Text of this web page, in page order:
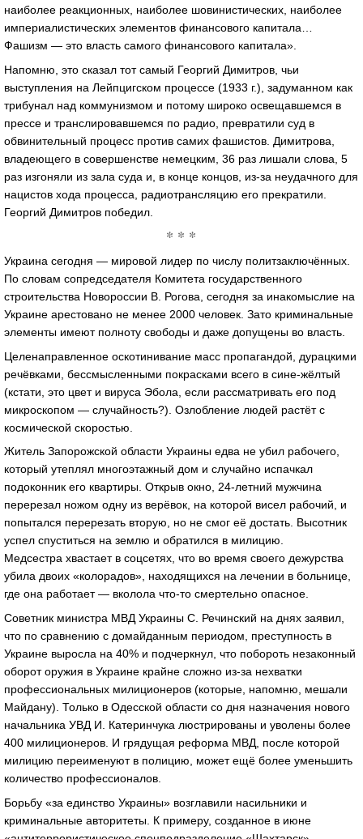
наиболее реакционных, наиболее шовинистических, наиболее
империалистических элементов финансового капитала…
Фашизм — это власть самого финансового капитала».
Напомню, это сказал тот самый Георгий Димитров, чьи
выступления на Лейпцигском процессе (1933 г.), задуманном как
трибунал над коммунизмом и потому широко освещавшемся в
прессе и транслировавшемся по радио, превратили суд в
обвинительный процесс против самих фашистов. Димитрова,
владеющего в совершенстве немецким, 36 раз лишали слова, 5
раз изгоняли из зала суда и, в конце концов, из-за неудачного для
нацистов хода процесса, радиотрансляцию его прекратили.
Георгий Димитров победил.
* * *
Украина сегодня — мировой лидер по числу политзаключённых.
По словам сопредседателя Комитета государственного
строительства Новороссии В. Рогова, сегодня за инакомыслие на
Украине арестовано не менее 2000 человек. Зато криминальные
элементы имеют полноту свободы и даже допущены во власть.
Целенаправленное оскотинивание масс пропагандой, дурацкими
речёвками, бессмысленными покрасками всего в сине-жёлтый
(кстати, это цвет и вируса Эбола, если рассматривать его под
микроскопом — случайность?). Озлобление людей растёт с
космической скоростью.
Житель Запорожской области Украины едва не убил рабочего,
который утеплял многоэтажный дом и случайно испачкал
подоконник его квартиры. Открыв окно, 24-летний мужчина
перерезал ножом одну из верёвок, на которой висел рабочий, и
попытался перерезать вторую, но не смог её достать. Высотник
успел спуститься на землю и обратился в милицию.
Медсестра хвастает в соцсетях, что во время своего дежурства
убила двоих «колорадов», находящихся на лечении в больнице,
где она работает — вколола что-то смертельно опасное.
Советник министра МВД Украины С. Речинский на днях заявил,
что по сравнению с домайданным периодом, преступность в
Украине выросла на 40% и подчеркнул, что побороть незаконный
оборот оружия в Украине крайне сложно из-за нехватки
профессиональных милиционеров (которые, напомню, мешали
Майдану). Только в Одесской области со дня назначения нового
начальника УВД И. Катеринчука люстрированы и уволены более
400 милиционеров. И грядущая реформа МВД, после которой
милицию переименуют в полицию, может ещё более уменьшить
количество профессионалов.
Борьбу «за единство Украины» возглавили насильники и
криминальные авторитеты. К примеру, созданное в июне